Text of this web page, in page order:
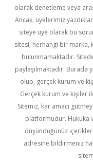
olarak denetleme veya
Ancak, üyelerimiz
siteye üye olarak bu
sitesi, herhangi bir marka,
bulunmamaktadır.
paylaşılmaktadır. Burada
olup, gerçek kurum ve
Gerçek kurum ve kişiler
Sitemiz, kar amacı
platformudur. Hukuka
düşündüğünüz
adresine bildirmeniz